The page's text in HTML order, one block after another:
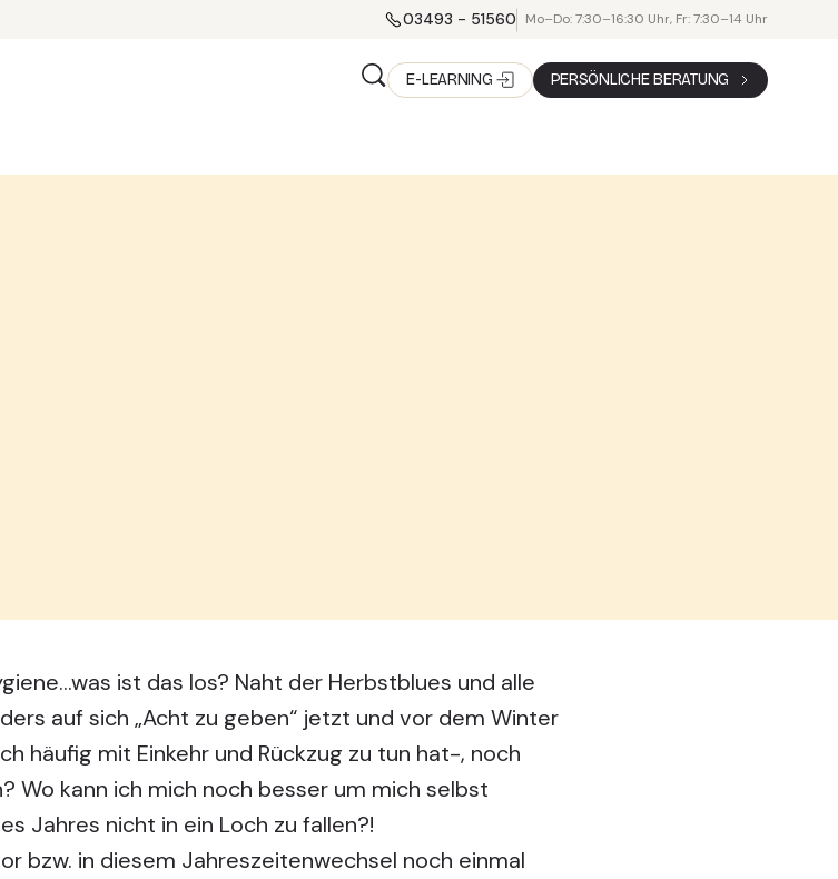
03493 - 51560 Mo–Do: 7:30–16:30 Uhr, Fr: 7:30–14 Uhr
E-LEARNING PERSÖNLICHE BERATUNG
ist das los? Naht der Herbstblues und alle
auf sich „Acht zu geben“ jetzt und vor dem Winter
häufig mit Einkehr und Rückzug zu tun hat-, noch
Wo kann ich mich noch besser um mich selbst
Jahres nicht in ein Loch zu fallen?!
bzw. in diesem Jahreszeitenwechsel noch einmal